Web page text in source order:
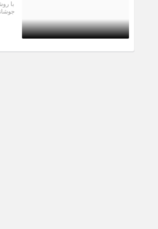
9 سال قبل
با